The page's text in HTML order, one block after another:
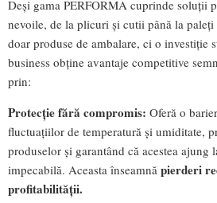
Deși gama PERFORMA cuprinde soluții
nevoile, de la plicuri și cutii până la
doar produse de ambalare, ci o investiție
business obține avantaje competitive
prin:
Protecție fără compromis: Oferă o
fluctuațiilor de temperatură și umiditate,
produselor și garantând că acestea ajung
impecabilă. Aceasta înseamnă pierderi
profitabilității.